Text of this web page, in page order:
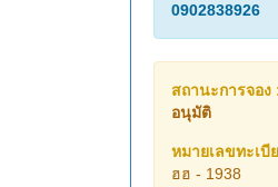
0902838926
สถานะการจอง
อนุมัติ
หมายเลขทะเบี
ฮฮ - 1938